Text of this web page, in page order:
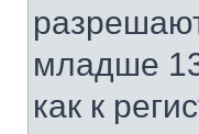
младше
как к